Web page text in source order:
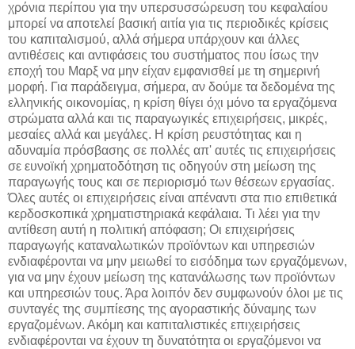
χρόνια περίπου για την υπερσυσσώρευση του κεφαλαίου
μπορεί να αποτελεί βασική αιτία για τις περιοδικές κρίσεις
του καπιταλισμού, αλλά σήμερα υπάρχουν και άλλες
αντιθέσεις και αντιφάσεις του συστήματος που ίσως την
εποχή του Μαρξ να μην είχαν εμφανισθεί με τη σημερινή
μορφή. Για παράδειγμα, σήμερα, αν δούμε τα δεδομένα της
ελληνικής οικονομίας, η κρίση θίγει όχι μόνο τα εργαζόμενα
στρώματα αλλά και τις παραγωγικές επιχειρήσεις, μικρές,
μεσαίες αλλά και μεγάλες. Η κρίση ρευστότητας και η
αδυναμία πρόσβασης σε πολλές απ' αυτές τις επιχειρήσεις
σε ευνοϊκή χρηματοδότηση τις οδηγούν στη μείωση της
παραγωγής τους και σε περιορισμό των θέσεων εργασίας.
Όλες αυτές οι επιχειρήσεις είναι απέναντι στα πιο επιθετικά
κερδοσκοπικά χρηματιστηριακά κεφάλαια. Τι λέει για την
αντίθεση αυτή η πολιτική απόφαση; Οι επιχειρήσεις
παραγωγής καταναλωτικών προϊόντων και υπηρεσιών
ενδιαφέρονται να μην μειωθεί το εισόδημα των εργαζόμενων,
για να μην έχουν μείωση της κατανάλωσης των προϊόντων
και υπηρεσιών τους. Άρα λοιπόν δεν συμφωνούν όλοι με τις
συνταγές της συμπίεσης της αγοραστικής δύναμης των
εργαζομένων. Ακόμη και καπιταλιστικές επιχειρήσεις
ενδιαφέρονται να έχουν τη δυνατότητα οι εργαζόμενοι να